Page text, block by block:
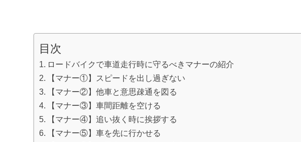
目次
ロードバイクで車道走行時に守るべきマナーの紹介
【マナー①】スピードを出し過ぎない
【マナー②】他車と意思疎通を図る
【マナー③】車間距離を空ける
【マナー④】追い抜く時に挨拶する
【マナー⑤】車を先に行かせる